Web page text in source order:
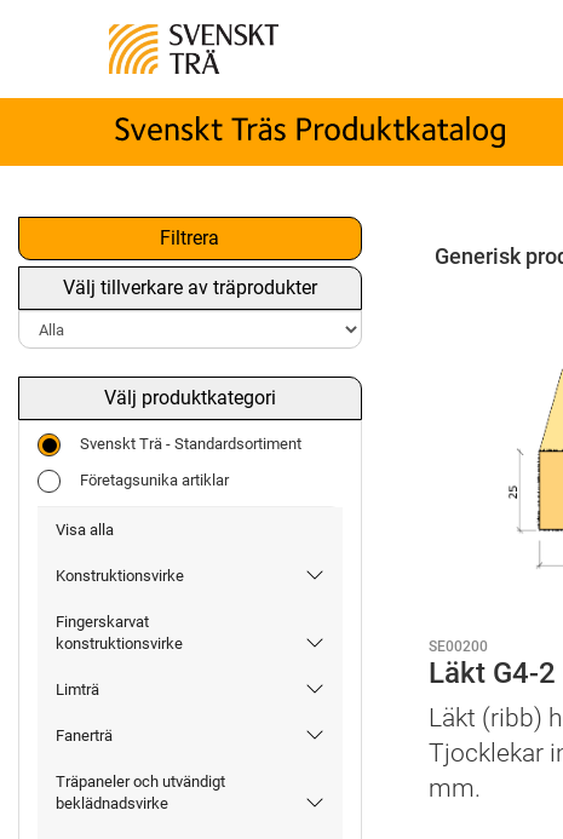
Filtrera
Välj tillverkare av träprodukter
Välj produktkategori
Svenskt Trä - Standardsortiment
Företagsunika artiklar
Visa alla
Konstruktionsvirke
Fingerskarvat
konstruktionsvirke
Limträ
Fanerträ
Träpaneler och utvändigt
beklädnadsvirke
Generisk
SE00200
Läkt G4-
Läkt (ribb)
Tjocklekar
mm.